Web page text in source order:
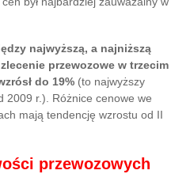
najwyższą, a najniższą
przewozowe w trzecim
do 19% (to najwyższy
r.). Różnice cenowe we
mają tendencję wzrostu od II
przewozowych